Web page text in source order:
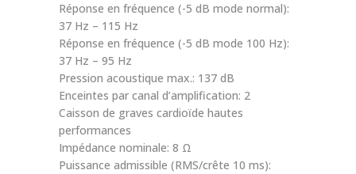
Réponse en fréquence (-5 dB mode normal):
37 Hz – 115 Hz
Réponse en fréquence (-5 dB mode 100 Hz):
37 Hz – 95 Hz
Pression acoustique max.: 137 dB
Enceintes par canal d’amplification: 2
Caisson de graves cardioïde hautes
performances
Impédance nominale: 8 Ω
Puissance admissible (RMS/crête 10 ms):